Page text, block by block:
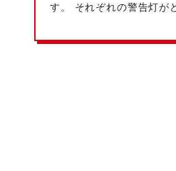
す。 それぞれの警告灯が